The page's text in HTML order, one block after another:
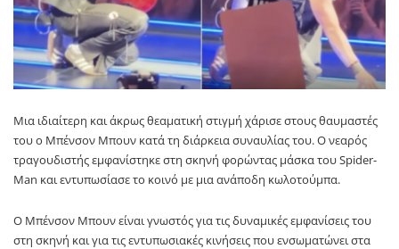
Μια ιδιαίτερη και άκρως θεαματική στιγμή χάρισε στους θαυμαστές
του ο Μπένσον Μπουν κατά τη διάρκεια συναυλίας του. Ο νεαρός
τραγουδιστής εμφανίστηκε στη σκηνή φορώντας μάσκα τουSpider-
Man και εντυπωσίασε το κοινό με μια ανάποδη κωλοτούμπα.
Ο Μπένσον Μπουνείναι γνωστός για τις δυναμικές εμφανίσεις του
στη σκηνή και για τις εντυπωσιακές κινήσεις που ενσωματώνει στα